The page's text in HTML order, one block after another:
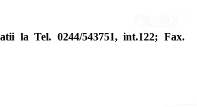
la Tel. 0244/543751, int.122; Fax.